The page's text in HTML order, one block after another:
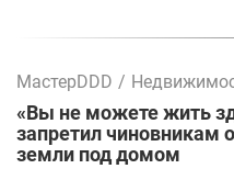
МастерDDD /
«Вы не можете жить
запретил чиновникам
земли под домом